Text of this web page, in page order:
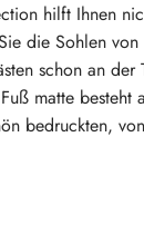
hilft Ihnen
die Sohlen
schon an der
matte besteht
bedruckten,